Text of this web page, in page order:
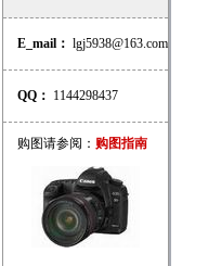
E_mail： lgj5938@163.com
QQ： 1144298437
购图请参阅： 购图指南